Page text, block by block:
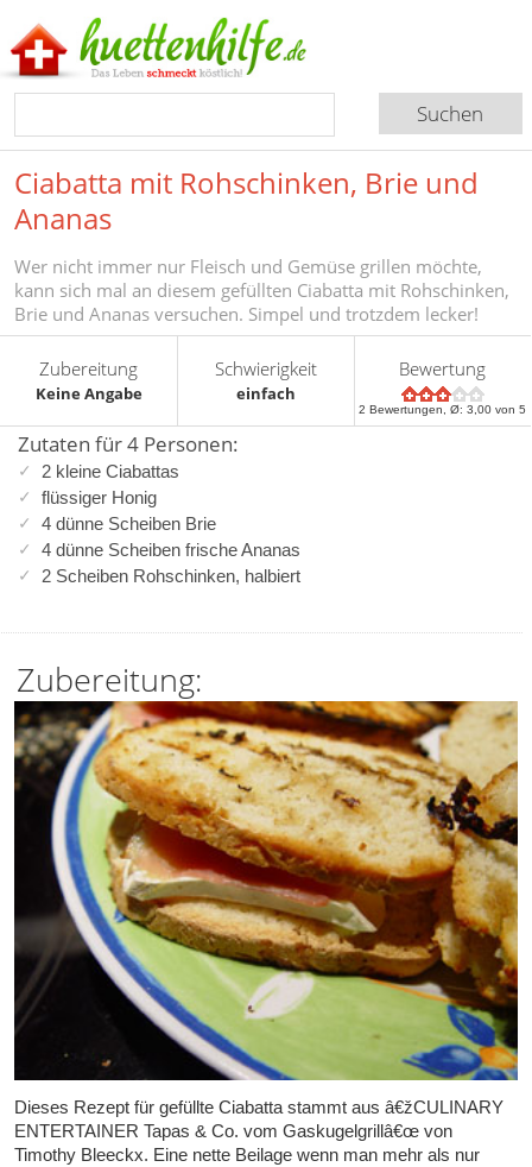
Ciabatta mit Rohschinken, Brie und
Ananas
Wer nicht immer nur Fleisch und Gemüse grillen möchte,
kann sich mal an diesem gefüllten Ciabatta mit Rohschinken,
Brie und Ananas versuchen. Simpel und trotzdem lecker!
Zubereitung
Keine Angabe
Schwierigkeit
einfach
Bewertung
2 Bewertungen, Ø:3,00 von 5
Zutaten für 4 Personen:
2 kleine Ciabattas
flüssiger Honig
4 dünne Scheiben Brie
4 dünne Scheiben frische Ananas
2 Scheiben Rohschinken, halbiert
Zubereitung:
Dieses Rezept für gefüllte Ciabatta stammt aus â€žCULINARY
ENTERTAINER Tapas & Co. vom Gaskugelgrillâ€œ von
Timothy Bleeckx. Eine nette Beilage wenn man mehr als nur